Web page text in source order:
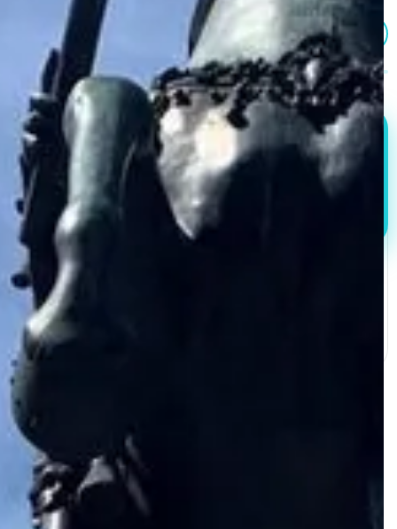
Прослушать тизер
От Марианна
828 ₽ Мгновенное подтверждение
Участники: 1
Забронировать
Все налоги и сборы включены
Вы получите аудиотур сразу после бронирования
Самое главное
Увидите дом, где зрел заговор против Павла I
Пройдете тем же маршрутом, которым шли
заговорщики в ночь убийства императора